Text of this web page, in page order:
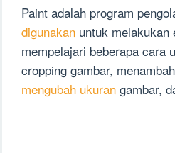
Paint adalah program
digunakan untuk
mempelajari beberapa cara
cropping gambar,
mengubah ukuran gambar,